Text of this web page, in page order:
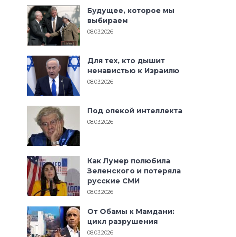
Будущее, которое мы
выбираем
08.03.2026
Для тех, кто дышит
ненавистью к Израилю
08.03.2026
Под опекой интеллекта
08.03.2026
Как Лумер полюбила
Зеленского и потеряла
русские СМИ
08.03.2026
От Обамы к Мамдани:
цикл разрушения
08.03.2026